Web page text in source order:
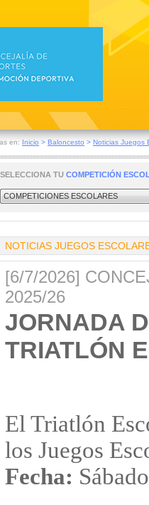
en: Inicio > Baloncesto > Noticias Juegos
SELECCIONA TU COMPETICIÓN
COMPETICIONES ESCOLARES
NOTICIAS JUEGOS
[6/7/2026]
2025/26
JORNADA
TRIATLÓN
El Triatlón
los Juegos
Fecha: